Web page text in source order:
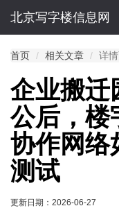
北京写字楼信息网
首页 相关文章 详
企业搬迁
公后，楼
协作网络
测试
更新日期： 2026-06-27